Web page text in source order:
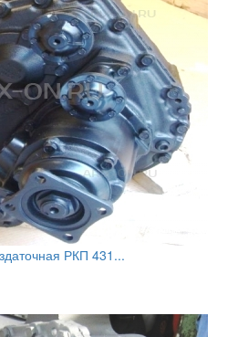
РКП 431...